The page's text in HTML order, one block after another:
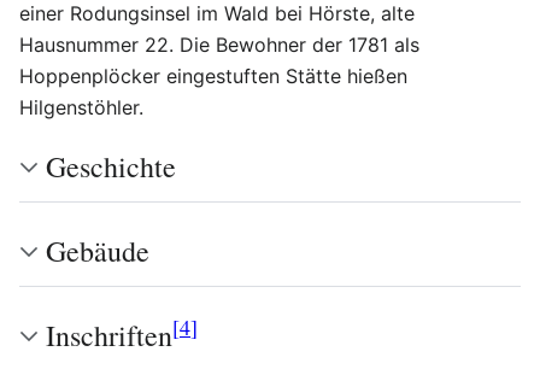
einer Rodungsinsel im Wald bei Hörste, alte
Hausnummer 22. Die Bewohner der 1781 als
Hoppenplöcker eingestuften Stätte hießen
Hilgenstöhler.
Geschichte
Gebäude
Inschriften[4]